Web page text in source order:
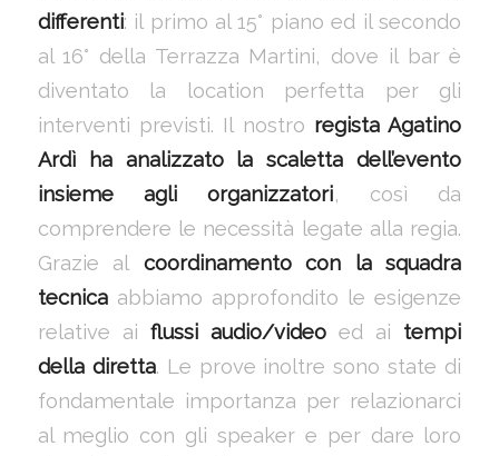
differenti: il primo al 15° piano ed il secondo
al 16° della Terrazza Martini, dove il bar è
diventato la location perfetta per gli
interventi previsti. Il nostro regista Agatino
Ardì ha analizzato la scaletta dell’evento
insieme agli organizzatori, così da
comprendere le necessità legate alla regia.
Grazie al coordinamento con la squadra
tecnicaabbiamo approfondito le esigenze
relative ai flussi audio/video ed ai tempi
della diretta. Le prove inoltre sono state di
fondamentale importanza per relazionarci
al meglio con gli speaker e per dare loro